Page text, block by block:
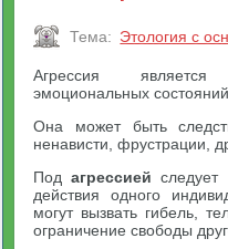
Тема: Этология с
Агрессия является
эмоциональных состояний
Она может быть
ненависти, фрустрации,
Подагрессией следует
действия одного
могут вызвать гибель,
ограничение свободы